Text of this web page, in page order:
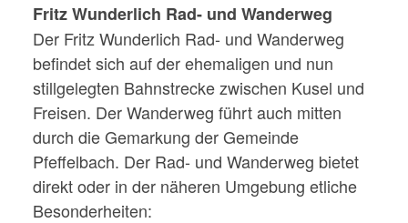
Fritz Wunderlich Rad- und Wanderweg
Der Fritz Wunderlich Rad- und Wanderweg
befindet sich auf der ehemaligen und nun
stillgelegten Bahnstrecke zwischen Kusel und
Freisen. Der Wanderweg führt auch mitten
durch die Gemarkung der Gemeinde
Pfeffelbach. Der Rad- und Wanderweg bietet
direkt oder in der näheren Umgebung etliche
Besonderheiten: